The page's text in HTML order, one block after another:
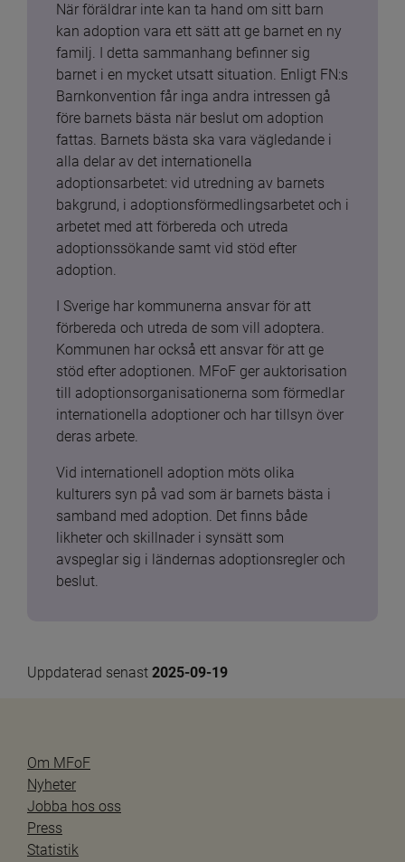
När föräldrar inte kan ta hand om sitt barn
kan adoption vara ett sätt att ge barnet en ny
familj. I detta sammanhang befinner sig
barnet i en mycket utsatt situation. Enligt FN:s
Barnkonvention får inga andra intressen gå
före barnets bästa när beslut om adoption
fattas. Barnets bästa ska vara vägledande i
alla delar av det internationella
adoptionsarbetet: vid utredning av barnets
bakgrund, i adoptionsförmedlingsarbetet och i
arbetet med att förbereda och utreda
adoptionssökande samt vid stöd efter
adoption.
I Sverige har kommunerna ansvar för att
förbereda och utreda de som vill adoptera.
Kommunen har också ett ansvar för att ge
stöd efter adoptionen. MFoF ger auktorisation
till adoptionsorganisationerna som förmedlar
internationella adoptioner och har tillsyn över
deras arbete.
Vid internationell adoption möts olika
kulturers syn på vad som är barnets bästa i
samband med adoption. Det finns både
likheter och skillnader i synsätt som
avspeglar sig i ländernas adoptionsregler och
beslut.
Uppdaterad senast 2025-09-19
Om MFoF
Nyheter
Jobba hos oss
Press
Statistik